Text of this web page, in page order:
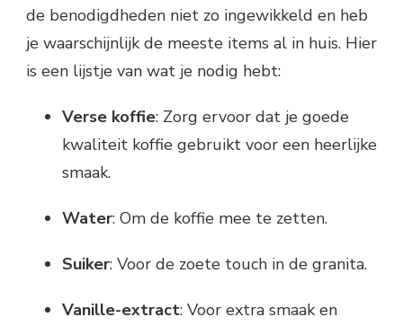
de benodigdheden niet zo ingewikkeld en heb
je waarschijnlijk de meeste items al in huis. Hier
is een lijstje van wat je nodig hebt:
Verse koffie: Zorg ervoor dat je goede
kwaliteit koffie gebruikt voor een heerlijke
smaak.
Water: Om de koffie mee te zetten.
Suiker: Voor de zoete touch in de granita.
Vanille-extract: Voor extra smaak en